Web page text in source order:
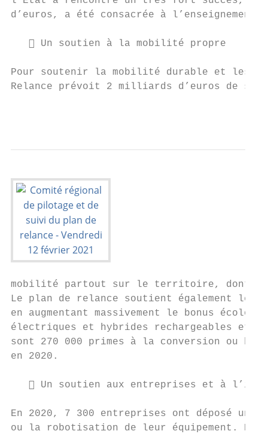
d’euros, a été consacrée à
    Un soutien à la mobilité propre
Pour soutenir la mobilité durable et les
Relance prévoit 2 milliards d’euros de
mobilité partout sur le territoire, dont
Le plan de relance soutient également le
en augmentant massivement le bonus
électriques et hybrides rechargeables et
sont 270 000 primes à la conversion ou
en 2020.
 Un soutien aux entreprises et à
En 2020, 7 300 entreprises ont déposé
ou la robotisation de leur équipement.